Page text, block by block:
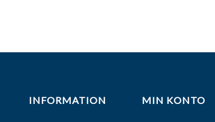
INFORMATION MIN KONTO